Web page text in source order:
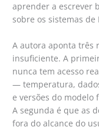
aprender a escrever
sobre os sistemas de
A autora aponta três
insuficiente. A
nunca tem acesso
— temperatura,
e versões do
A segunda é que as
fora do alcance do